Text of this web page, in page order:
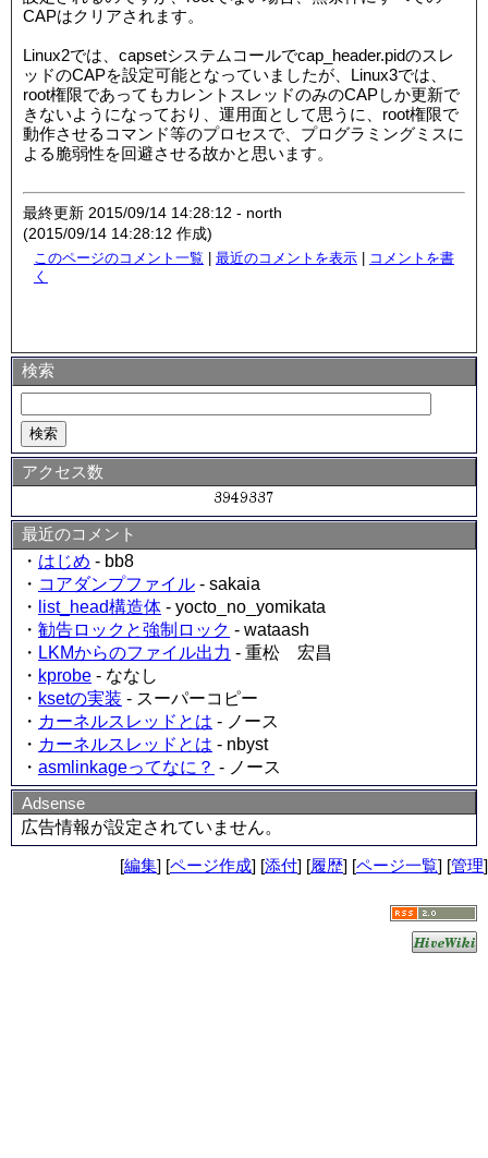
CAPはクリアされます。
Linux2では、capsetシステムコールでcap_header.pidのスレ
ッドのCAPを設定可能となっていましたが、Linux3では、
root権限であってもカレントスレッドのみのCAPしか更新で
きないようになっており、運用面として思うに、root権限で
動作させるコマンド等のプロセスで、プログラミングミスに
よる脆弱性を回避させる故かと思います。
最終更新 2015/09/14 14:28:12 - north
(2015/09/14 14:28:12 作成)
このページのコメント一覧 最近のコメントを表示
コメントを書
く
検索
アクセス数
最近のコメント
・ はじめ - bb8
・ コアダンプファイル - sakaia
・
list_head構造体 - yocto_no_yomikata
・ 勧告ロックと強制ロック - wataash
・ LKMからのファイル出力 - 重松 宏昌
・ kprobe - ななし
・ ksetの実装 - スーパーコピー
・ カーネルスレッドとは - ノース
・ カーネルスレッドとは - nbyst
・ asmlinkageってなに？ - ノース
Adsense
広告情報が設定されていません。
[編集] [ページ作成] [添付] [履歴] [ページ一覧] [管理]